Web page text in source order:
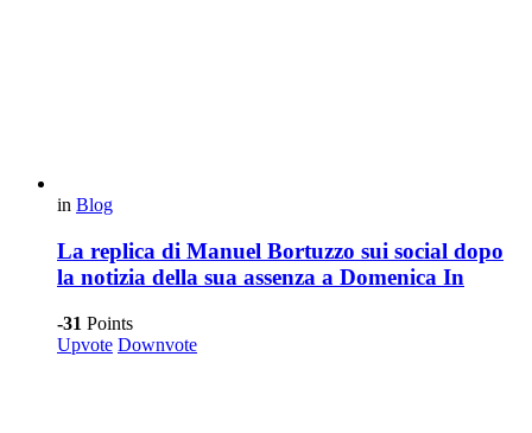
in Blog
La replica di Manuel Bortuzzo sui social dopo
la notizia della sua assenza a Domenica In
-31 Points
Upvote Downvote